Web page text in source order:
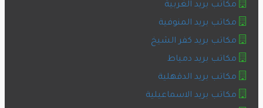
مكاتب بريد الغربية
مكاتب بريد المنوفية
مكاتب بريد كفر الشيخ
مكاتب بريد دمياط
مكاتب بريد الدقهلية
مكاتب بريد الاسماعيلية